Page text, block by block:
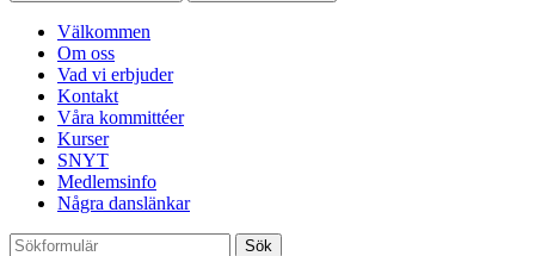
Välkommen
Om oss
Vad vi erbjuder
Kontakt
Våra kommittéer
Kurser
SNYT
Medlemsinfo
Några danslänkar
Sök